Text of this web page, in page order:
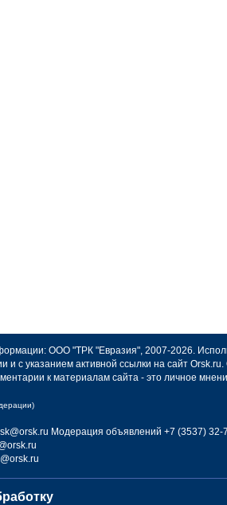
ООО "ТРК "Евразия", 2007-2026.
с указанием активной ссылки на сайт
к материалам сайта - это личное
Модерация объявлений +7 (3537) 32-